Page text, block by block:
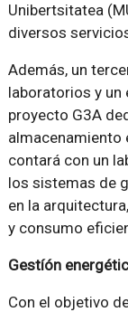
Unibertsitatea
diversos
Además, un
laboratorios y un
proyecto G3A
almacenamiento
contará con un
los sistemas de
en la
y consumo
Gestíón
Con el objetivo